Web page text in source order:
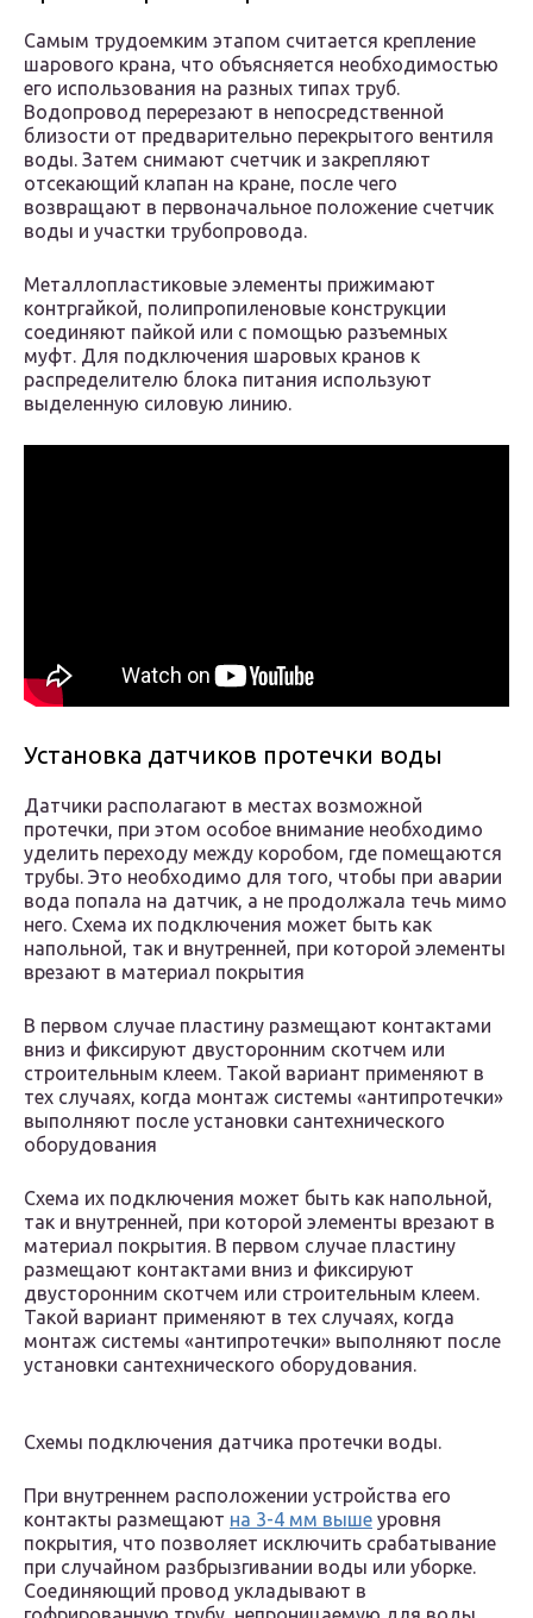
Самым трудоемким этапом считается крепление
шарового крана, что объясняется необходимостью
его использования на разных типах труб.
Водопровод перерезают в непосредственной
близости от предварительно перекрытого вентиля
воды. Затем снимают счетчик и закрепляют
отсекающий клапан на кране, после чего
возвращают в первоначальное положение счетчик
воды и участки трубопровода.
Металлопластиковые элементы прижимают
контргайкой, полипропиленовые конструкции
соединяют пайкой или с помощью разъемных
муфт. Для подключения шаровых кранов к
распределителю блока питания используют
выделенную силовую линию.
Установка датчиков протечки воды
Датчики располагают в местах возможной
протечки, при этом особое внимание необходимо
уделить переходу между коробом, где помещаются
трубы. Это необходимо для того, чтобы при аварии
вода попала на датчик, а не продолжала течь мимо
него. Схема их подключения может быть как
напольной, так и внутренней, при которой элементы
врезают в материал покрытия
В первом случае пластину размещают контактами
вниз и фиксируют двусторонним скотчем или
строительным клеем. Такой вариант применяют в
тех случаях, когда монтаж системы «антипротечки»
выполняют после установки сантехнического
оборудования
Схема их подключения может быть как напольной,
так и внутренней, при которой элементы врезают в
материал покрытия. В первом случае пластину
размещают контактами вниз и фиксируют
двусторонним скотчем или строительным клеем.
Такой вариант применяют в тех случаях, когда
монтаж системы «антипротечки» выполняют после
установки сантехнического оборудования.
Схемы подключения датчика протечки воды.
При внутреннем расположении устройства его
контакты размещают на 3-4 мм выше уровня
покрытия, что позволяет исключить срабатывание
при случайном разбрызгивании воды или уборке.
Соединяющий провод укладывают в